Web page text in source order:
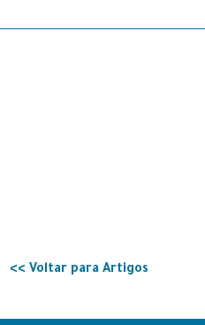
<< Voltar para Artigos